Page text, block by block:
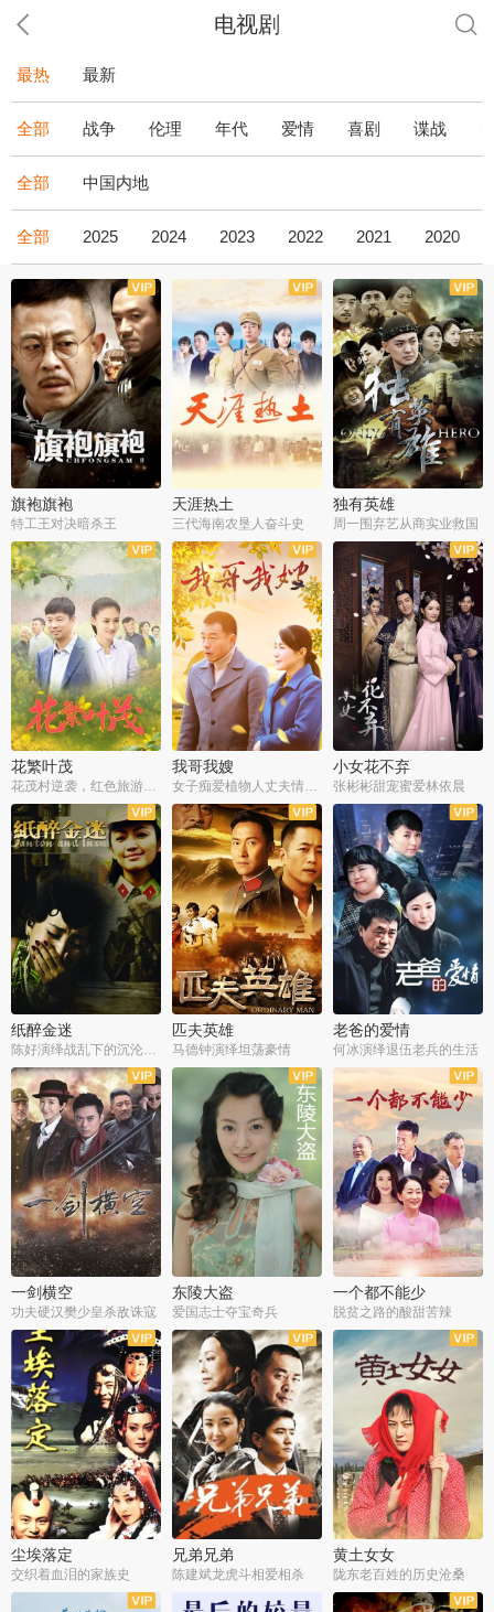
电视剧
最热 最新
全部 战争 伦理 年代 爱情 喜剧 谍战
全部 中国内地
全部 2025 2024 2023 2022 2021 2020
全43集
旗袍旗袍
特工王对决暗杀王
全36集
天涯热土
三代海南农垦人奋斗史
全34集
独有英雄
周一围弃艺从商实业救国
全34集
花繁叶茂
花茂村逆袭，红色旅游出圈
全50集
我哥我嫂
女子痴爱植物人丈夫情定一生
全51集
小女花不弃
张彬彬甜宠蜜爱林依晨
全42集
纸醉金迷
全35集
匹夫英雄
马德钟演绎坦荡豪情
全32集
老爸的爱情
何冰演绎退伍老兵的生活
全40集
一剑横空
功夫硬汉樊少皇杀敌诛寇
全33集
东陵大盗
爱国志士夺宝奇兵
全36集
一个都不能少
脱贫之路的酸甜苦辣
全25集
尘埃落定
交织着血泪的家族史
全50集
兄弟兄弟
陈建斌龙虎斗相爱相杀
全23集
黄土女女
陇东老百姓的历史沧桑
全36集
全28集 全44集